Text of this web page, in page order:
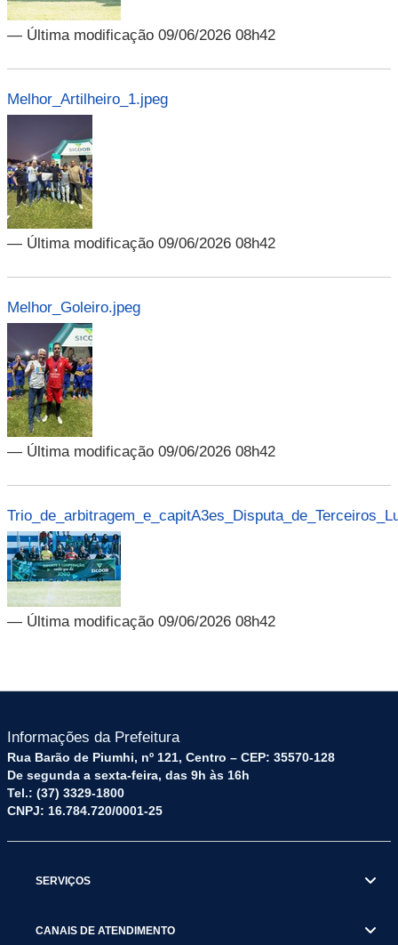
— Última modificação 09/06/2026 08h42
Melhor_Artilheiro_1.jpeg
— Última modificação 09/06/2026 08h42
Melhor_Goleiro.jpeg
— Última modificação 09/06/2026 08h42
— Última modificação 09/06/2026 08h42
Informações da Prefeitura
Rua Barão de Piumhi, nº 121, Centro – CEP: 35570-128
De segunda a sexta-feira, das 9h às 16h
Tel.: (37) 3329-1800
CNPJ: 16.784.720/0001-25
SERVIÇOS
CANAIS DE ATENDIMENTO